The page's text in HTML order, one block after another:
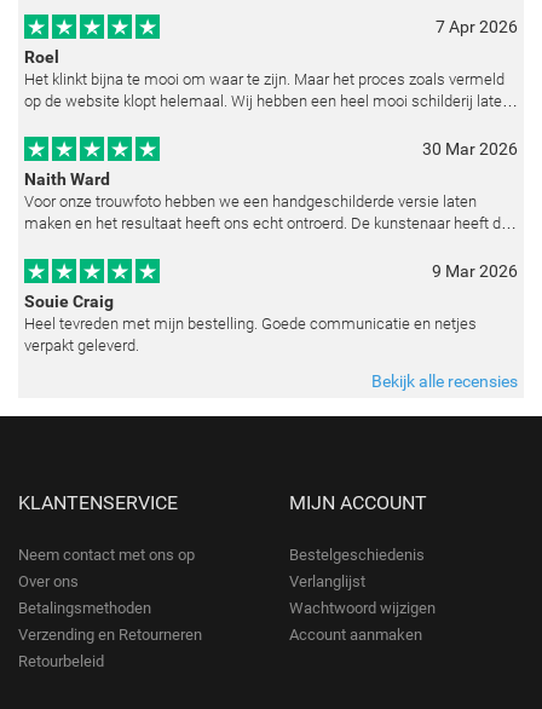
7 Apr 2026
Roel
Het klinkt bijna te mooi om waar te zijn. Maar het proces zoals vermeld
op de website klopt helemaal. Wij hebben een heel mooi schilderij laten
30 Mar 2026
Naith Ward
Voor onze trouwfoto hebben we een handgeschilderde versie laten
maken en het resultaat heeft ons echt ontroerd. De kunstenaar heeft de
9 Mar 2026
Souie Craig
Heel tevreden met mijn bestelling. Goede communicatie en netjes
verpakt geleverd.
Bekijk alle recensies
KLANTENSERVICE
Neem contact met ons op
Over ons
Betalingsmethoden
Verzending en Retourneren
Retourbeleid
MIJN ACCOUNT
Bestelgeschiedenis
Verlanglijst
Wachtwoord wijzigen
Account aanmaken